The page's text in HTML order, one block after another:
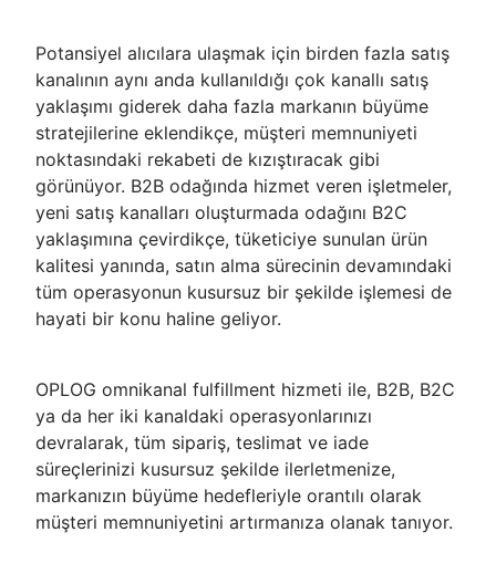
Potansiyel alıcılara ulaşmak için birden fazla satış
kanalının aynı anda kullanıldığı çok kanallı satış
yaklaşımı giderek daha fazla markanın büyüme
stratejilerine eklendikçe, müşteri memnuniyeti
noktasındaki rekabeti de kızıştıracak gibi
görünüyor. B2B odağında hizmet veren işletmeler,
yeni satış kanalları oluşturmada odağını B2C
yaklaşımına çevirdikçe, tüketiciye sunulan ürün
kalitesi yanında, satın alma sürecinin devamındaki
tüm operasyonun kusursuz bir şekilde işlemesi de
hayati bir konu haline geliyor.
OPLOG omnikanal fulfillment hizmeti ile, B2B, B2C
ya da her iki kanaldaki operasyonlarınızı
devralarak, tüm sipariş, teslimat ve iade
süreçlerinizi kusursuz şekilde ilerletmenize,
markanızın büyüme hedefleriyle orantılı olarak
müşteri memnuniyetini artırmanıza olanak tanıyor.